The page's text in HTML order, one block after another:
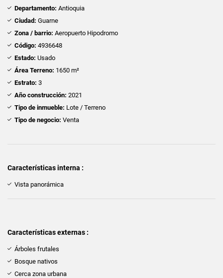
Departamento: Antioquia
Ciudad: Guarne
Zona / barrio: Aeropuerto Hipodromo
Código: 4936648
Estado: Usado
Área Terreno: 1650 m²
Estrato: 3
Año construcción: 2021
Tipo de inmueble: Lote / Terreno
Tipo de negocio: Venta
Características interna :
Vista panorámica
Características externas :
Árboles frutales
Bosque nativos
Cerca zona urbana